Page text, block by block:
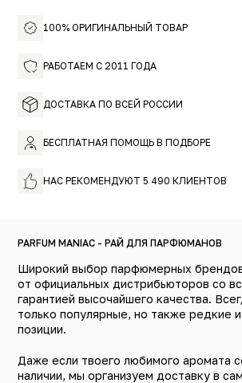
100% ОРИГИНАЛЬНЫЙ ТОВАР
РАБОТАЕМ С 2011 ГОДА
ДОСТАВКА ПО ВСЕЙ РОССИИ
БЕСПЛАТНАЯ ПОМОЩЬ В ПОДБОРЕ
НАС РЕКОМЕНДУЮТ 5 490 КЛИЕНТОВ
PARFUM MANIAC - РАЙ ДЛЯ ПАРФЮМАНОВ
Широкий выбор парфюмерных
от официальных дистрибьюторов со
гарантией высочайшего качества.
только популярные, но также редкие
позиции.
Даже если твоего любимого аромата
наличии, мы организуем доставку в
своё: тепло или прохладу, тревогу или
эмоций или гармонию.